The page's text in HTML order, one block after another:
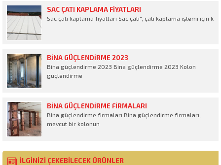
SAC ÇATI KAPLAMA FIYATLARI
Sac çatı kaplama fiyatları Sac çatı", çatı kaplama işlemi için k
BINA GÜÇLENDIRME 2023
Bina güçlendirme 2023 Bina güçlendirme 2023 Kolon
güçlendirme
BINA GÜÇLENDIRME FIRMALARI
Bina güçlendirme firmaları Bina güçlendirme firmaları,
mevcut bir kolonun
İLGİNİZİ ÇEKEBİLECEK ÜRÜNLER